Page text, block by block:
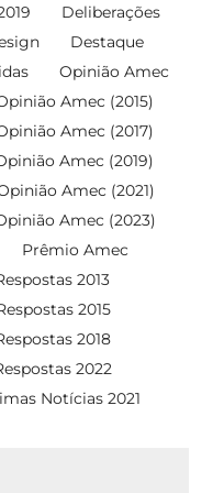
Deliberações
Destaque
Opinião Amec
Amec (2015)
Amec (2017)
Amec (2019)
Amec (2021)
Amec (2023)
Prêmio Amec
2013
2015
2018
2022
Notícias 2021